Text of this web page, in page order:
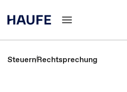
SteuernRechtsprechung